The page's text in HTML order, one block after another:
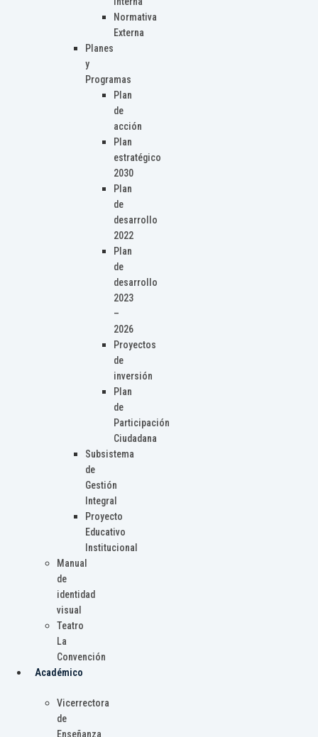
Normativa
Externa
Planes
y
Programas
Plan
de
acción
Plan
estratégico
2030
Plan
de
desarrollo
2022
Plan
de
desarrollo
2023
–
2026
Proyectos
de
inversión
Plan
de
Participación
Ciudadana
Subsistema
de
Gestión
Integral
Proyecto
Educativo
Institucional
Manual
de
identidad
visual
Teatro
La
Convención
Académico
Vicerrectora
de
Enseñanza